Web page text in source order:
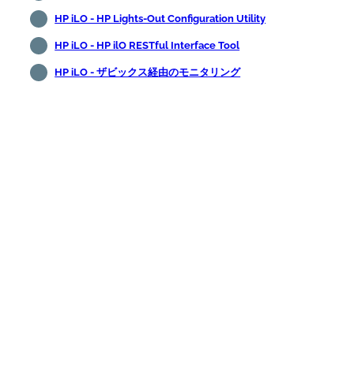
HP iLO - HP Lights-Out Configuration Utility
HP iLO - HP ilO RESTful Interface Tool
HP iLO - ザビックス経由のモニタリング